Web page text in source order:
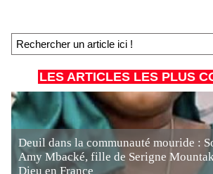
LES ARTICLES LES PLUS
Deuil dans la communauté mouride :
Amy Mbacké, fille de Serigne
Dieu en France